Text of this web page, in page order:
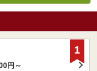
円～
1